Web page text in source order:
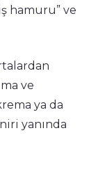
hamuru” ve
ve
ya da
yanında